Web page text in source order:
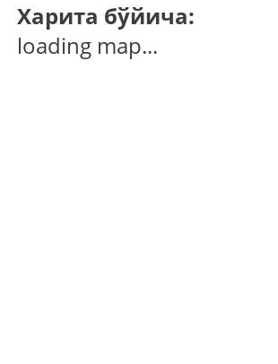
Харита бўйича:
loading map...